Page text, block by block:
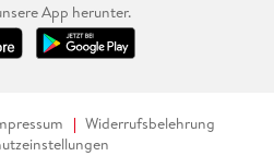
App herunter.
Widerrufsbelehrung